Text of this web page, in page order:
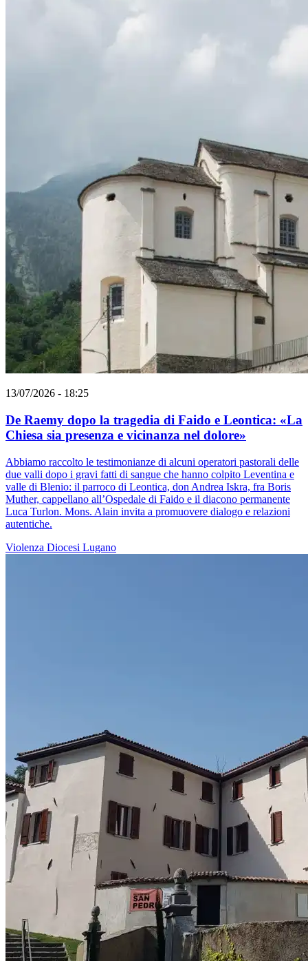
13/07/2026 - 18:25
De Raemy dopo la tragedia di Faido e Leontica: «La
Chiesa sia presenza e vicinanza nel dolore»
Abbiamo raccolto le testimonianze di alcuni operatori pastorali delle
due valli dopo i gravi fatti di sangue che hanno colpito Leventina e
valle di Blenio: il parroco di Leontica, don Andrea Iskra, fra Boris
Muther, cappellano all’Ospedale di Faido e il diacono permanente
Luca Turlon. Mons. Alain invita a promuovere dialogo e relazioni
autentiche.
Violenza Diocesi Lugano